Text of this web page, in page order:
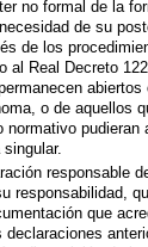
no formal de la
de su
de los
al Real Decreto
abiertos
o de aquellos
normativo pudieran
singular.
responsable
responsabilidad,
que
declaraciones